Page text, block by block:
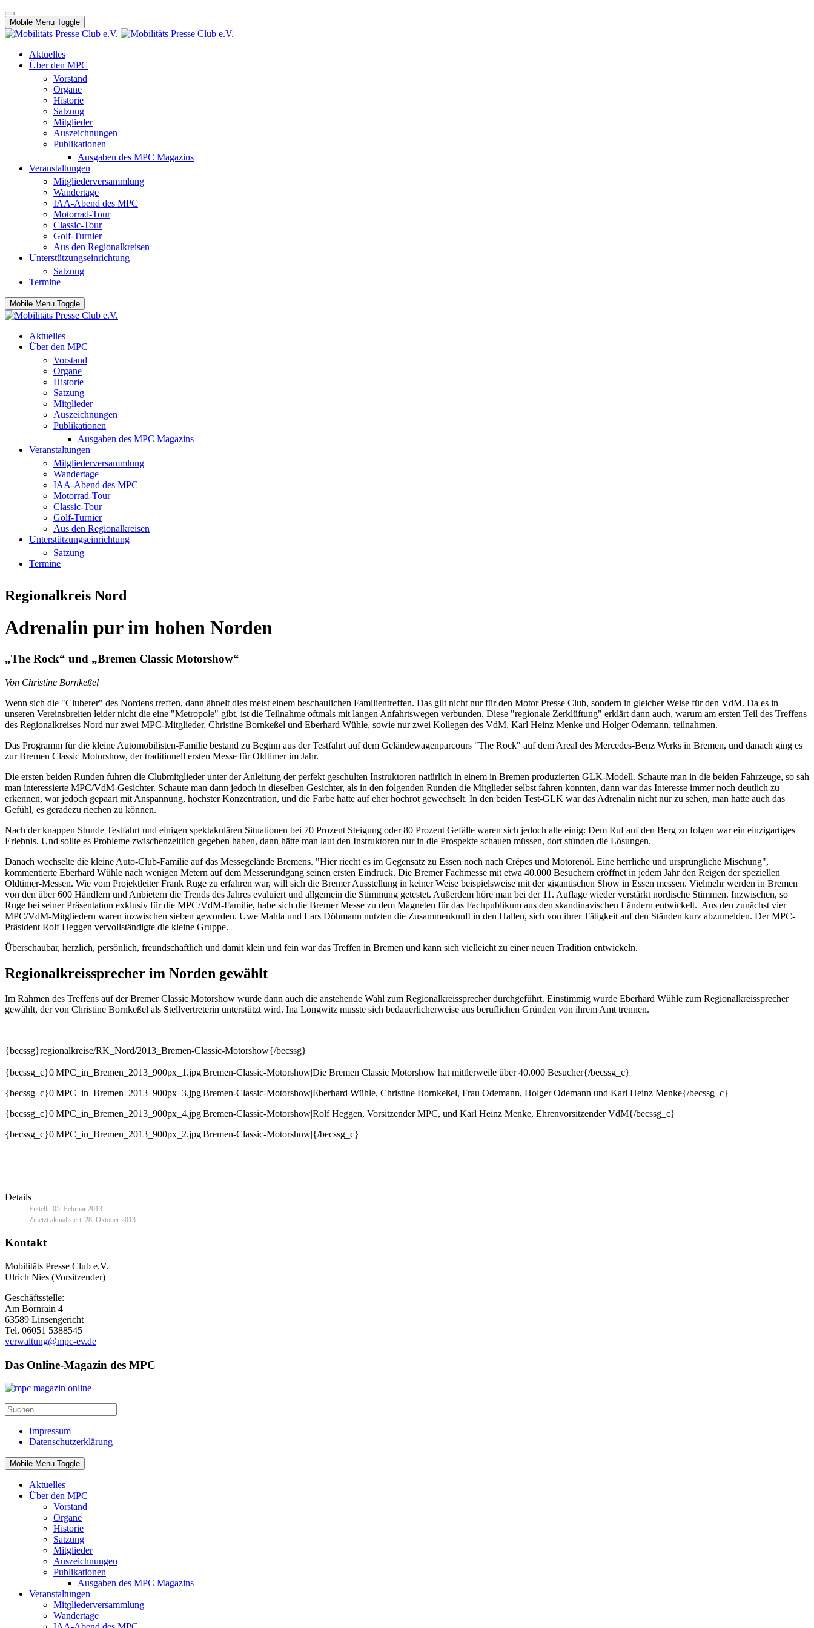
Mobile Menu Toggle
Aktuelles
Über den MPC
Vorstand
Organe
Historie
Satzung
Mitglieder
Auszeichnungen
Publikationen
Ausgaben des MPC Magazins
Veranstaltungen
Mitgliederversammlung
Wandertage
IAA-Abend des MPC
Motorrad-Tour
Classic-Tour
Golf-Turnier
Aus den Regionalkreisen
Unterstützungseinrichtung
Satzung
Termine
Mobile Menu Toggle
Aktuelles
Über den MPC
Vorstand
Organe
Historie
Satzung
Mitglieder
Auszeichnungen
Publikationen
Ausgaben des MPC Magazins
Veranstaltungen
Mitgliederversammlung
Wandertage
IAA-Abend des MPC
Motorrad-Tour
Classic-Tour
Golf-Turnier
Aus den Regionalkreisen
Unterstützungseinrichtung
Satzung
Termine
Regionalkreis Nord
Adrenalin pur im hohen Norden
„The Rock“ und „Bremen Classic Motorshow“
Von Christine Bornkeßel
Wenn sich die "Cluberer" des Nordens treffen, dann ähnelt dies meist einem beschaulichen Familientreffen. Das gilt nicht nur für den Motor Presse Club, sondern in gleicher Weise für den VdM. Da es in
unseren Vereinsbreiten leider nicht die eine "Metropole" gibt, ist die Teilnahme oftmals mit langen Anfahrtswegen verbunden. Diese "regionale Zerklüftung" erklärt dann auch, warum am ersten Teil des Treffens
des Regionalkreises Nord nur zwei MPC-Mitglieder, Christine Bornkeßel und Eberhard Wühle, sowie nur zwei Kollegen des VdM, Karl Heinz Menke und Holger Odemann, teilnahmen.
Das Programm für die kleine Automobilisten-Familie bestand zu Beginn aus der Testfahrt auf dem Geländewagenparcours "The Rock" auf dem Areal des Mercedes-Benz Werks in Bremen, und danach ging es
zur Bremen Classic Motorshow, der traditionell ersten Messe für Oldtimer im Jahr.
Die ersten beiden Runden fuhren die Clubmitglieder unter der Anleitung der perfekt geschulten Instruktoren natürlich in einem in Bremen produzierten GLK-Modell. Schaute man in die beiden Fahrzeuge, so sah
man interessierte MPC/VdM-Gesichter. Schaute man dann jedoch in dieselben Gesichter, als in den folgenden Runden die Mitglieder selbst fahren konnten, dann war das Interesse immer noch deutlich zu
erkennen, war jedoch gepaart mit Anspannung, höchster Konzentration, und die Farbe hatte auf eher hochrot gewechselt. In den beiden Test-GLK war das Adrenalin nicht nur zu sehen, man hatte auch das
Gefühl, es geradezu riechen zu können.
Nach der knappen Stunde Testfahrt und einigen spektakulären Situationen bei 70 Prozent Steigung oder 80 Prozent Gefälle waren sich jedoch alle einig: Dem Ruf auf den Berg zu folgen war ein einzigartiges
Erlebnis. Und sollte es Probleme zwischenzeitlich gegeben haben, dann hätte man laut den Instruktoren nur in die Prospekte schauen müssen, dort stünden die Lösungen.
Danach wechselte die kleine Auto-Club-Familie auf das Messegelände Bremens. "Hier riecht es im Gegensatz zu Essen noch nach Crêpes und Motorenöl. Eine herrliche und ursprüngliche Mischung",
kommentierte Eberhard Wühle nach wenigen Metern auf dem Messerundgang seinen ersten Eindruck. Die Bremer Fachmesse mit etwa 40.000 Besuchern eröffnet in jedem Jahr den Reigen der speziellen
Oldtimer-Messen. Wie vom Projektleiter Frank Ruge zu erfahren war, will sich die Bremer Ausstellung in keiner Weise beispielsweise mit der gigantischen Show in Essen messen. Vielmehr werden in Bremen
von den über 600 Händlern und Anbietern die Trends des Jahres evaluiert und allgemein die Stimmung getestet. Außerdem höre man bei der 11. Auflage wieder verstärkt nordische Stimmen. Inzwischen, so
Ruge bei seiner Präsentation exklusiv für die MPC/VdM-Familie, habe sich die Bremer Messe zu dem Magneten für das Fachpublikum aus den skandinavischen Ländern entwickelt. Aus den zunächst vier
MPC/VdM-Mitgliedern waren inzwischen sieben geworden. Uwe Mahla und Lars Döhmann nutzten die Zusammenkunft in den Hallen, sich von ihrer Tätigkeit auf den Ständen kurz abzumelden. Der MPC-
Präsident Rolf Heggen vervollständigte die kleine Gruppe.
Überschaubar, herzlich, persönlich, freundschaftlich und damit klein und fein war das Treffen in Bremen und kann sich vielleicht zu einer neuen Tradition entwickeln.
Regionalkreissprecher im Norden gewählt
Im Rahmen des Treffens auf der Bremer Classic Motorshow wurde dann auch die anstehende Wahl zum Regionalkreissprecher durchgeführt. Einstimmig wurde Eberhard Wühle zum Regionalkreissprecher
gewählt, der von Christine Bornkeßel als Stellvertreterin unterstützt wird. Ina Longwitz musste sich bedauerlicherweise aus beruflichen Gründen von ihrem Amt trennen.
{becssg}regionalkreise/RK_Nord/2013_Bremen-Classic-Motorshow{/becssg}
{becssg_c}0|MPC_in_Bremen_2013_900px_1.jpg|Bremen-Classic-Motorshow|Die Bremen Classic Motorshow hat mittlerweile über 40.000 Besucher{/becssg_c}
{becssg_c}0|MPC_in_Bremen_2013_900px_3.jpg|Bremen-Classic-Motorshow|Eberhard Wühle, Christine Bornkeßel, Frau Odemann, Holger Odemann und Karl Heinz Menke{/becssg_c}
{becssg_c}0|MPC_in_Bremen_2013_900px_4.jpg|Bremen-Classic-Motorshow|Rolf Heggen, Vorsitzender MPC, und Karl Heinz Menke, Ehrenvorsitzender VdM{/becssg_c}
{becssg_c}0|MPC_in_Bremen_2013_900px_2.jpg|Bremen-Classic-Motorshow|{/becssg_c}
Details
Erstellt: 05. Februar 2013
Zuletzt aktualisiert: 28. Oktober 2013
Kontakt
Mobilitäts Presse Club e.V.
Ulrich Nies (Vorsitzender)
Geschäftsstelle:
Am Bornrain 4
63589 Linsengericht
Tel. 06051 5388545
verwaltung@mpc-ev.de
Das Online-Magazin des MPC
Impressum
Datenschutzerklärung
Mobile Menu Toggle
Aktuelles
Über den MPC
Vorstand
Organe
Historie
Satzung
Mitglieder
Auszeichnungen
Publikationen
Ausgaben des MPC Magazins
Veranstaltungen
Mitgliederversammlung
Wandertage